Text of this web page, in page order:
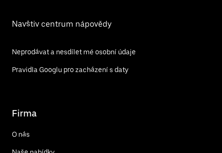
Navštiv centrum nápovědy
Neprodávat a nesdílet mé osobní údaje
Pravidla Googlu pro zacházení s daty
Firma
O nás